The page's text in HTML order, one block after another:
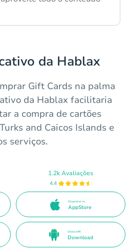
da Hablax
Gift Cards na palma
da Hablax facilitaria
a compra de cartões
and Caicos Islands e
serviços.
1.2k Avaliações
4.4
Disponível na
AppStore
Direto APK
Download